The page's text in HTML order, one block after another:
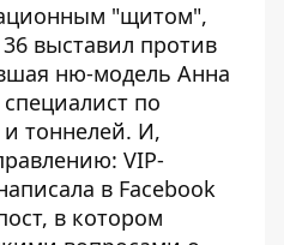
"щитом",
выставил против
ню-модель Анна
по
тоннелей. И,
VIP-
в Facebook
, в котором